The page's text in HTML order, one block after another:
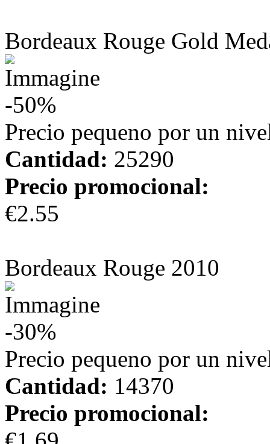
Bordeaux Rouge Gold
-50%
Precio pequeno por un
Cantidad: 25290
Precio promocional:
€2.55
Bordeaux Rouge 2010
-30%
Precio pequeno por un
Cantidad: 14370
Precio promocional: